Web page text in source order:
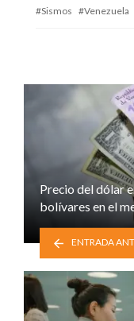
Sismos
Venezuela
Precio del dólar
bolívares en el
ENTRADA